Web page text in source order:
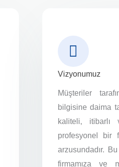
Vizyonumuz
Müşteriler
bilgisine daima
kaliteli,
profesyonel bir
arzusundadır.
firmamıza ve